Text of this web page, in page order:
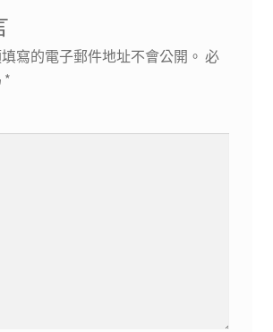
寫的電子郵件地址不會公開。 必
*